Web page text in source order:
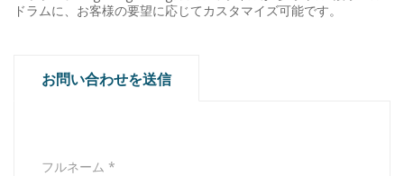
ドラムに、お客様の要望に応じてカスタマイズ可能です。
お問い合わせを送信
フルネーム *